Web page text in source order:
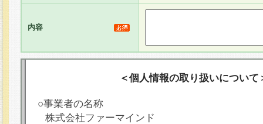
内容
＜個人情報の取り扱いについて
○事業者の名称
株式会社ファーマインド